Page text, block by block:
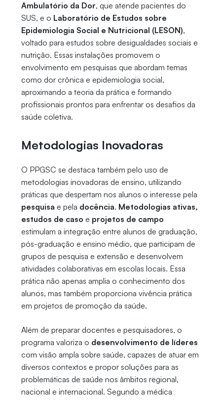
Ambulatório da Dor, que atende pacientes do
SUS, e o Laboratório de Estudos sobre
Epidemiologia Social e Nutricional (LESON),
voltado para estudos sobre desigualdades sociais e
nutrição. Essas instalações promovem o
envolvimento em pesquisas que abordam temas
como dor crônica e epidemiologia social,
aproximando a teoria da prática e formando
profissionais prontos para enfrentar os desafios da
saúde coletiva.
Metodologias Inovadoras
O PPGSC se destaca também pelo uso de
metodologias inovadoras de ensino, utilizando
práticas que despertam nos alunos o interesse pela
pesquisa e pela docência. Metodologias ativas,
estudos de caso e projetos de campo
estimulam a integração entre alunos de graduação,
pós-graduação e ensino médio, que participam de
grupos de pesquisa e extensão e desenvolvem
atividades colaborativas em escolas locais. Essa
prática não apenas amplia o conhecimento dos
alunos, mas também proporciona vivência prática
em projetos de promoção da saúde.
Além de preparar docentes e pesquisadores, o
programa valoriza o desenvolvimento de líderes
com visão ampla sobre saúde, capazes de atuar em
diversos contextos e propor soluções para as
problemáticas de saúde nos âmbitos regional,
nacional e internacional. Segundo a médica